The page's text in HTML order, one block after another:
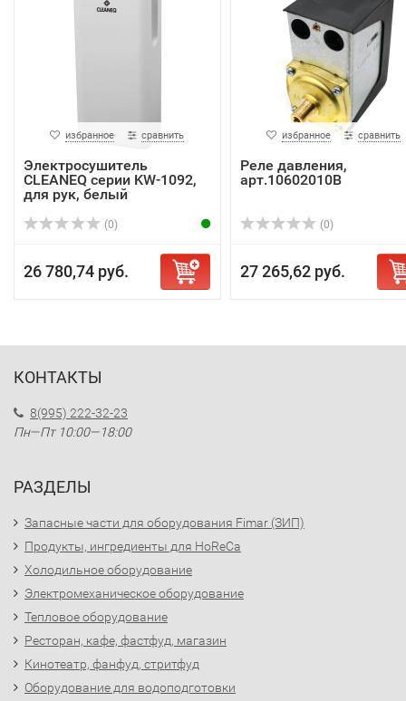
избранное сравнить
Электросушитель
CLEANEQ серии KW-1092,
для рук, белый
(0)
26 780,74 руб.
избранное сравнить
Реле давления,
арт.10602010B
(0)
27 265,62 руб.
КОНТАКТЫ
8(995) 222-32-23
Пн—Пт 10:00—18:00
РАЗДЕЛЫ
Запасные части для оборудования Fimar (ЗИП)
Продукты, ингредиенты для HoReCa
Холодильное оборудование
Электромеханическое оборудование
Тепловое оборудование
Ресторан, кафе, фастфуд, магазин
Кинотеатр, фанфуд, стритфуд
Оборудование для водоподготовки